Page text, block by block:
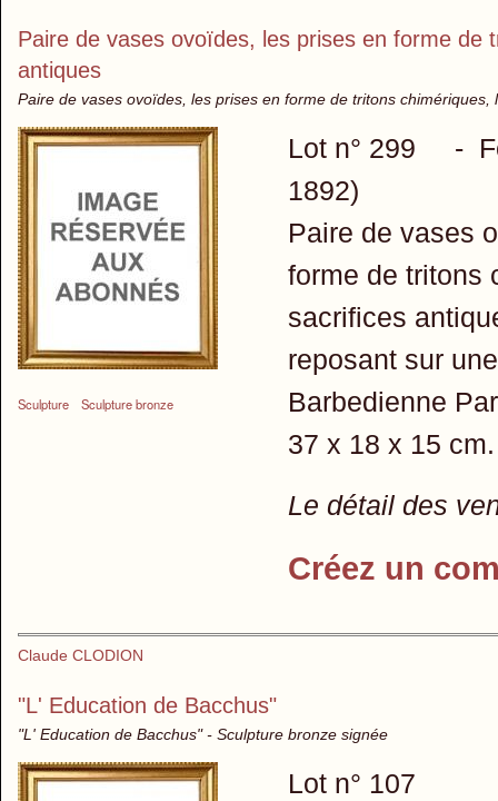
Paire de vases ovoïdes, les prises en forme de
antiques
Paire de vases ovoïdes, les prises en forme de tritons
Sculpture Sculpture bronze
Lot n° 299 -
1892)
Paire de vases
forme de tritons
sacrifices
reposant sur
Barbedienne
37 x 18 x 15
Le détail des
Créez un
Claude CLODION
"L' Education de Bacchus"
"L' Education de Bacchus" - Sculpture bronze signée
Lot n° 107